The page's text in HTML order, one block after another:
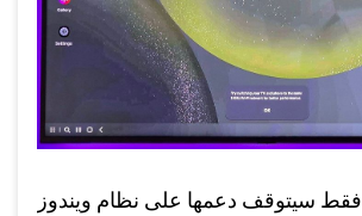
فقط سيتوقف دعمها على نظام ويندوز